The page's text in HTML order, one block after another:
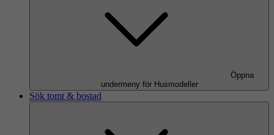
Öppna
undermeny för Husmodeller
Sök tomt & bostad